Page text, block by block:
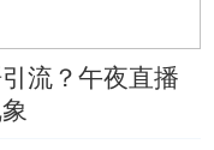
流？午夜直播